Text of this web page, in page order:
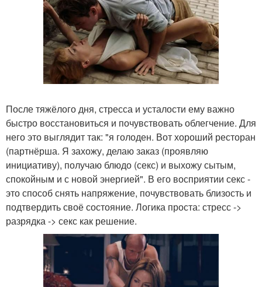
После тяжёлого дня, стресса и усталости ему важно
быстро восстановиться и почувствовать облегчение. Для
него это выглядит так: "я голоден. Вот хороший ресторан
(партнёрша. Я захожу, делаю заказ (проявляю
инициативу), получаю блюдо (секс) и выхожу сытым,
спокойным и с новой энергией". В его восприятии секс -
это способ снять напряжение, почувствовать близость и
подтвердить своё состояние. Логика проста: стресс ->
разрядка -> секс как решение.